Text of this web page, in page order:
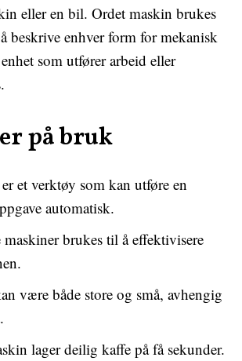
eller en bil. Ordet maskin brukes
beskrive enhver form for mekanisk
som utfører arbeid eller
på bruk
et verktøy som kan utføre en
automatisk.
brukes til å effektivisere
være både store og små, avhengig
lager deilig kaffe på få sekunder.